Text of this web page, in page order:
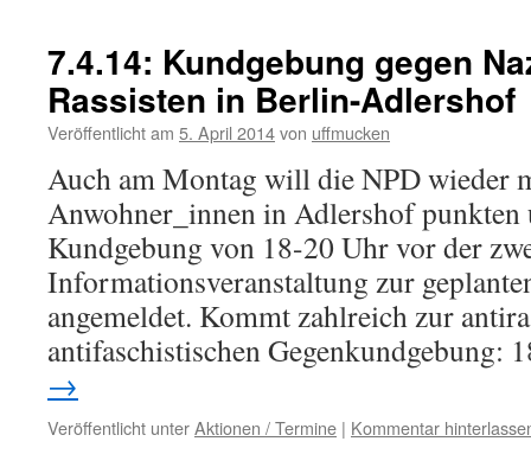
7.4.14: Kundgebung gegen
Rassisten in Berlin-Adlershof
Veröffentlicht am 5. April 2014von uffmucken
Auch am Montag will die NPD wieder
Anwohner_innen in Adlershof punkten
Kundgebung von 18-20 Uhr vor der
Informationsveranstaltung zur
angemeldet. Kommt zahlreich zur
antifaschistischen
→
Veröffentlicht unterAktionen / Termine | Kommentar